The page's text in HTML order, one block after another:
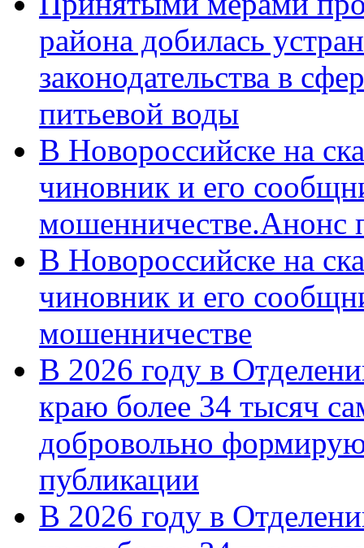
района добилась
законодательства в
питьевой воды
В Новороссийске на
чиновник и его
мошенничестве.Анонс
В Новороссийске на
чиновник и его
мошенничестве
В 2026 году в
краю более 34 тысяч
добровольно
публикации
В 2026 году в